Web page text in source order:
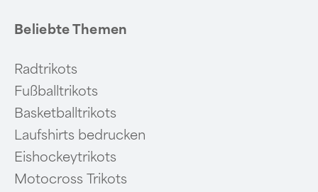
Beliebte Themen
Radtrikots
Fußballtrikots
Basketballtrikots
Laufshirts bedrucken
Eishockeytrikots
Motocross Trikots